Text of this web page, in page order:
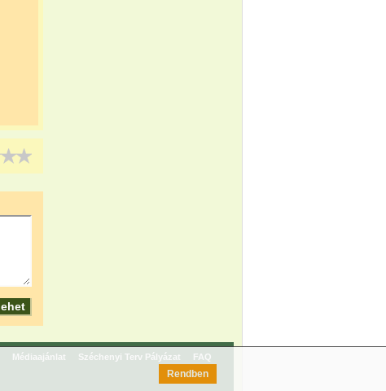
Médiaajánlat Széchenyi Terv Pályázat FAQ
Rendben